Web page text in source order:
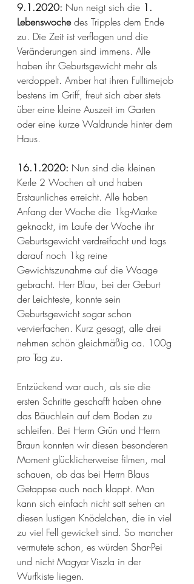
9.1.2020: Nun neigt sich die 1.
Lebenswoche des Tripples dem Ende
zu. Die Zeit ist verflogen und die
Veränderungen sind immens. Alle
haben ihr Geburtsgewicht mehr als
verdoppelt. Amber hat ihren Fulltimejob
bestens im Griff, freut sich aber stets
über eine kleine Auszeit im Garten
oder eine kurze Waldrunde hinter dem
Haus.
16.1.2020: Nun sind die kleinen
Kerle 2 Wochen alt und haben
Erstaunliches erreicht. Alle haben
Anfang der Woche die 1kg-Marke
geknackt, im Laufe der Woche ihr
Geburtsgewicht verdreifacht und tags
darauf noch 1kg reine
Gewichtszunahme auf die Waage
gebracht. Herr Blau, bei der Geburt
der Leichteste, konnte sein
Geburtsgewicht sogar schon
vervierfachen. Kurz gesagt, alle drei
nehmen schön gleichmäßig ca. 100g
pro Tag zu.
Entzückend war auch, als sie die
ersten Schritte geschafft haben ohne
das Bäuchlein auf dem Boden zu
schleifen. Bei Herrn Grün und Herrn
Braun konnten wir diesen besonderen
Moment glücklicherweise filmen, mal
schauen, ob das bei Herrn Blaus
Getappse auch noch klappt. Man
kann sich einfach nicht satt sehen an
diesen lustigen Knödelchen, die in viel
zu viel Fell gewickelt sind. So mancher
vermutete schon, es würden Shar-Pei
und nicht Magyar Viszla in der
Wurfkiste liegen.